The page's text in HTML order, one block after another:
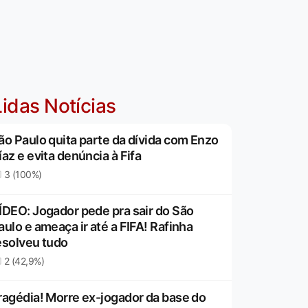
Notícias
Paulo quita parte da dívida com Enzo
e evita denúncia à Fifa
3 (100%)
Jogador pede pra sair do São
e ameaça ir até a FIFA! Rafinha
tudo
2 (42,9%)
Morre ex-jogador da base do